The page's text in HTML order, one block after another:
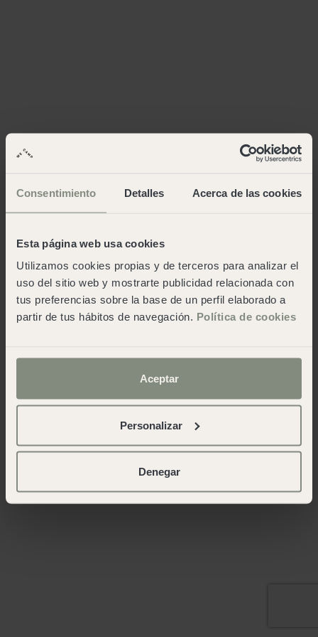
Consentimiento Detalles Acerca de las cookies
Esta página web usa cookies
Utilizamos cookies propias y de terceros para analizar el
uso del sitio web y mostrarte publicidad relacionada con
tus preferencias sobre la base de un perfil elaborado a
partir de tus hábitos de navegación. Política de cookies
Aceptar
Personalizar
Denegar